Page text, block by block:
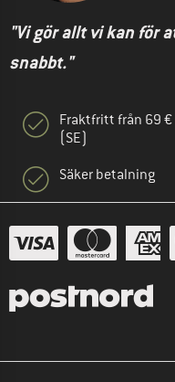
"Vi gör allt vi kan för
snabbt."
Fraktfritt från 69 €
(SE)
Säker betalning